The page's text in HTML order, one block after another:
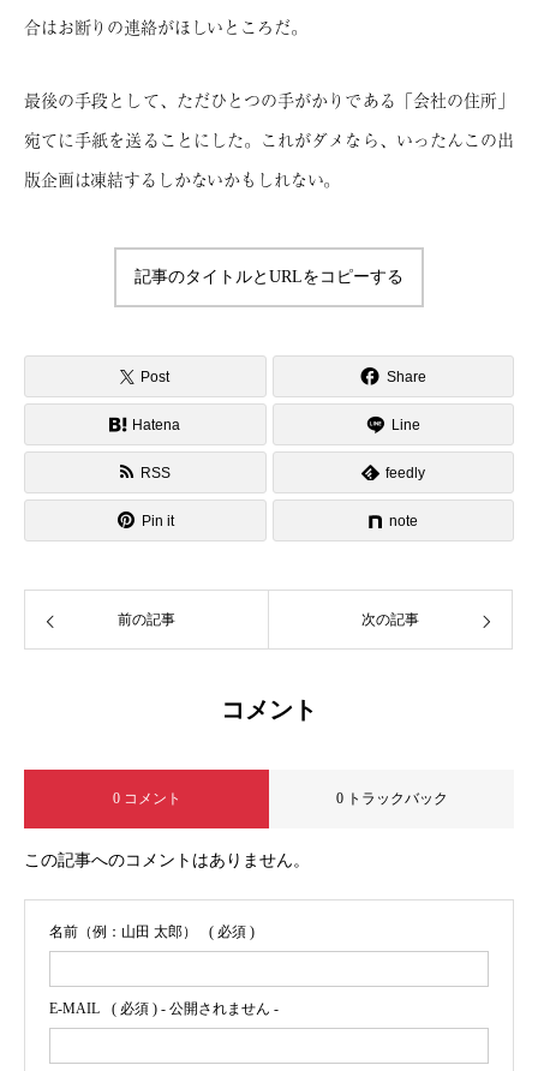
合はお断りの連絡がほしいところだ。
最後の手段として、ただひとつの手がかりである「会社の住所」
宛てに手紙を送ることにした。これがダメなら、いったんこの出
版企画は凍結するしかないかもしれない。
記事のタイトルとURLをコピーする
Post Share
Hatena Line
RSS feedly
Pin it note
前の記事 次の記事
コメント
0 コメント 0 トラックバック
この記事へのコメントはありません。
名前（例：山田 太郎） ( 必須 )
E-MAIL ( 必須 ) - 公開されません -